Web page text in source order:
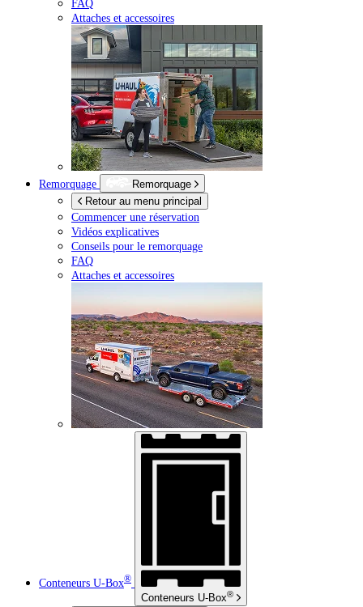
FAQ
Attaches et accessoires
Remorquage
Remorquage
Retour au menu principal
Commencer une réservation
Vidéos explicatives
Conseils pour le remorquage
FAQ
Attaches et accessoires
Conteneurs U-Box®
Conteneurs U-Box®